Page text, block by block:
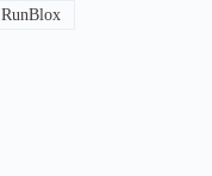
RunBlox